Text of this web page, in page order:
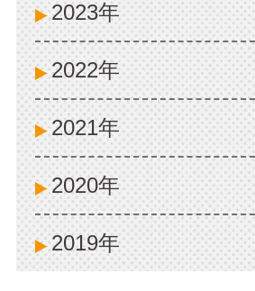
2023年
2022年
2021年
2020年
2019年